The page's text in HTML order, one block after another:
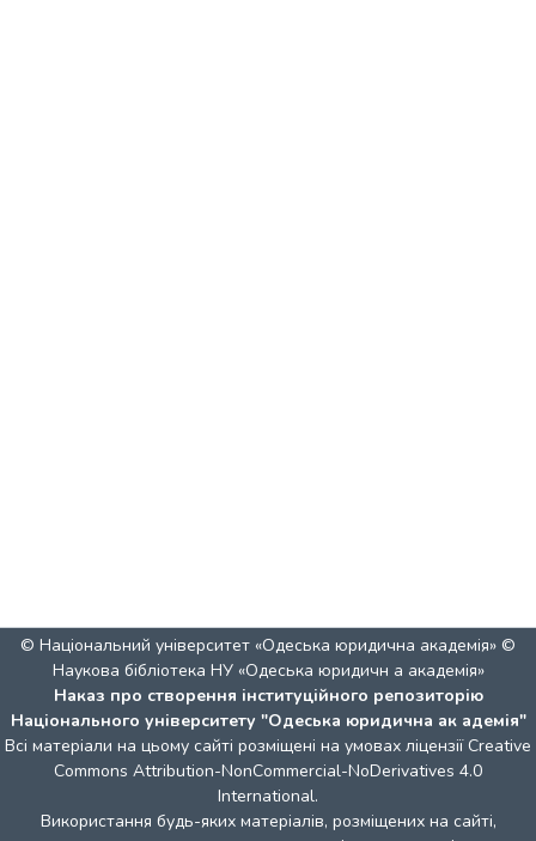
© Національний університет «Одеська юридична академія» ©
Наукова бібліотека НУ «Одеська юридичн а академія»
Наказ про створення інституційного репозиторію
Національного університету "Одеська юридична ак адемія"
Всі матеріали на цьому сайті розміщені на умовах ліцензії Creative
Commons Attribution-NonCommercial-NoDerivatives 4.0
International.
Використання будь-яких матеріалів, розміщених на сайті,